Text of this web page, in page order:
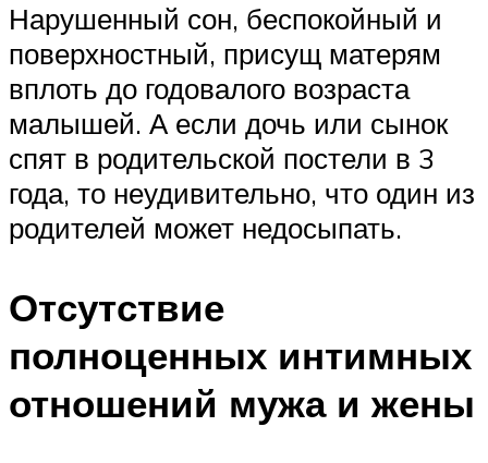
Нарушенный сон, беспокойный и
поверхностный, присущ матерям
вплоть до годовалого возраста
малышей. А если дочь или сынок
спят в родительской постели в 3
года, то неудивительно, что один из
родителей может недосыпать.
Отсутствие
полноценных интимных
отношений мужа и жены